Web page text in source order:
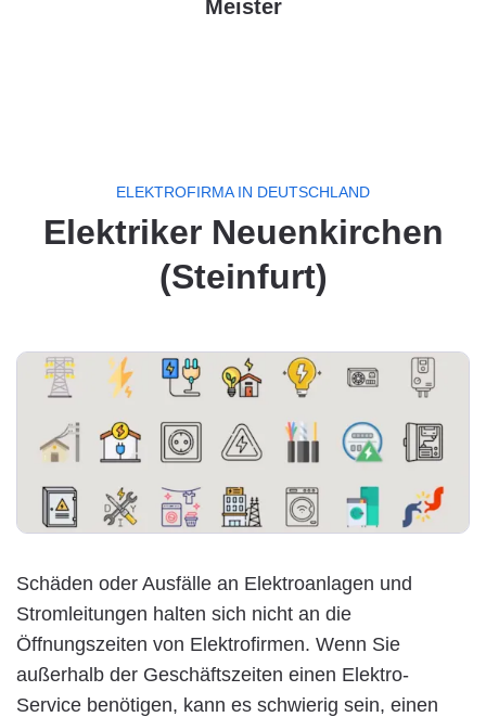
Meister
ELEKTROFIRMA IN DEUTSCHLAND
Elektriker Neuenkirchen
(Steinfurt)
Schäden oder Ausfälle an Elektroanlagen und
Stromleitungen halten sich nicht an die
Öffnungszeiten von Elektrofirmen. Wenn Sie
außerhalb der Geschäftszeiten einen Elektro-
Service benötigen, kann es schwierig sein, einen